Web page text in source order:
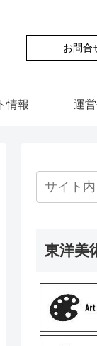
お問合
情報 運
東洋美